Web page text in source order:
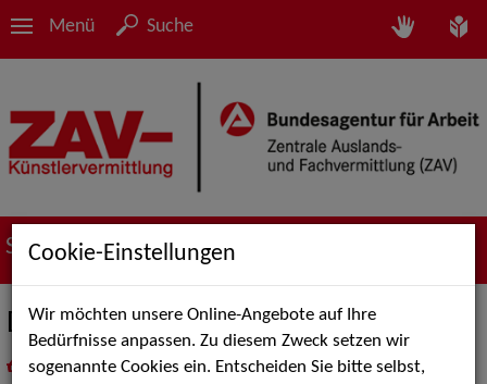
Menü Suche
Suche nach Künstler*innen
Dietmar Nieder
als PDF speichern
inMeine Merklistelegen
Cookie-Einstellungen
Wir möchten unsere Online-Angebote auf Ihre
Bedürfnisse anpassen. Zu diesem Zweck setzen wir
sogenannte Cookies ein. Entscheiden Sie bitte selbst,